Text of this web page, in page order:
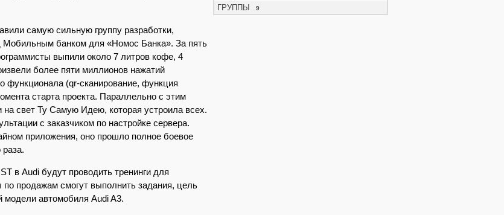
самую сильную группу разработки,
Мобильным банком для «Номос Банка». За пять
выпили около 7 литров кофе, 4
более пяти миллионов нажатий
функционала (qr-сканирование, функция
старта проекта. Параллельно с этим
на свет Ту Самую Идею, которая устроила всех.
с заказчиком по настройке сервера.
приложения, оно прошло полное боевое
раза.
в Audi будут проводить тренинги для
продажам смогут выполнить задания, цель
модели автомобиля Audi A3.
ГРУППЫ 9